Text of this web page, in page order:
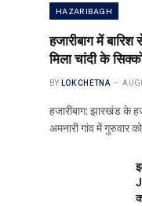
HAZARIBAGH
हजारीबाग में बारिश
मिला चांदी के
BY LOK CHETNA
हजारीबाग: झारखंड के
अमनारी गांव में गुरुवार